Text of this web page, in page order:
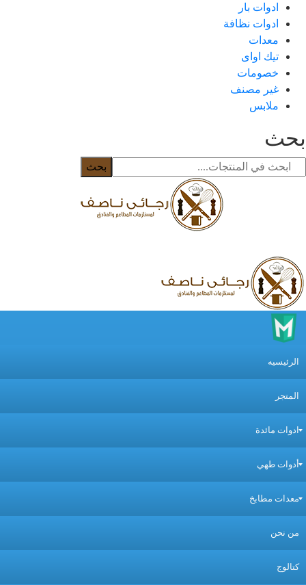
ادوات بار
ادوات نظافة
معدات
تيك اواى
خصومات
غير مصنف
ملابس
بحث
مائدة
طهي
مطابخ
نحن